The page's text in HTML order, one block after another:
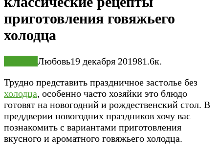
приготовления говяжьего
холодца
Любовь19 декабря 201981.6к.
Трудно представить праздничное застолье без
холодца, особенно часто хозяйки это блюдо
готовят на новогодний и рождественский стол. В
преддверии новогодних праздников хочу вас
познакомить с вариантами приготовления
вкусного и ароматного говяжьего холодца.